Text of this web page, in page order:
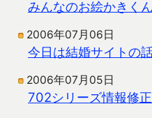
みんなのお絵かきく
2006年07月06日
今日は結婚サイトの
2006年07月05日
702シリーズ情報修正